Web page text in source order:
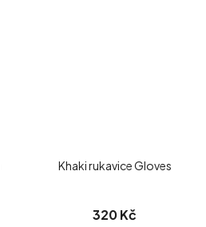
Khaki rukavice Gloves
320 Kč